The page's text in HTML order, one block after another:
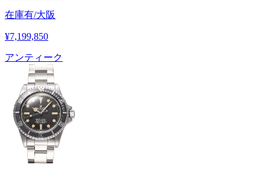
在庫有/大阪
¥7,199,850
アンティーク